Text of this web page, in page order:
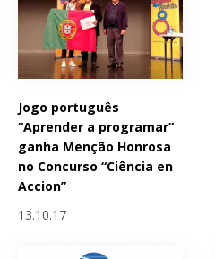
Jogo português
“Aprender a programar”
ganha Menção Honrosa
no Concurso “Ciência en
Accion”
13.10.17